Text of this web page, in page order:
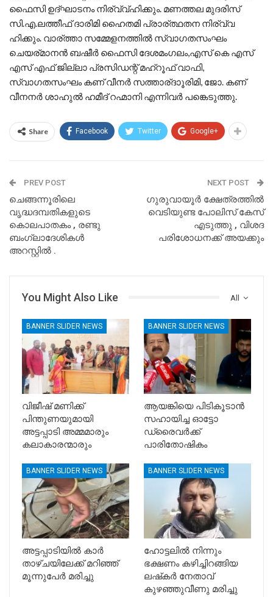
ഫൈസി ഉദ്ഘാടനം നിര്വ്വ്ഹിക്കും. മണത്തല മുദരിസ്
സി.എ.ലത്തീഫ് ദാരിമി ഹൈതമി പ്രാര്ത്ഥതന നിര്വ്വ
ഹിക്കും. വാര്ത്താ സമ്മേളനത്തില്‍ സ്വാഗതസംഘം
ചെയര്മാനന്‍ ബഷീര്‍ ഫൈസി ദേശമംഗലം,എസ് കെ എസ്
എസ് എഫ് ജില്ലാ പ്രസിഡന്റ് മഹ്‌റൂഫ് വാഫി,
സ്വാഗതസംഘം കണ് വീനര്‍ സത്താര്ദാൂരിമി, ജോ. കണ്
വീനനര്‍ ശാഹുല്‍ ഹമീദ് റഹ്മാനി എന്നിവര്‍ പങ്കെടുത്തു.
Share Facebook Twitter Google+
PREV POST
ചെങ്ങന്നൂരിലെ
വൃദ്ധദമ്പതികളുടെ
കൊലപാതകം , രണ്ടു
ബംഗ്ലാദേശികള്‍
അറസ്റ്റില്‍ .
NEXT POST
ഗുരുവായൂര്‍ ക്ഷേത്രത്തില്‍
വെടിയുണ്ട പോലിസ് കേസ്
എടുത്തു , വിശദ
പരിശോധനക്ക് അയക്കും
All
You Might Also Like
BANNER SLIDER NEWS
വിജീഷ് മണിക്ക്
പിന്തുണയുമായി
അട്ടപ്പാടി അമ്മമാരും
കലാകാരന്മാരും
BANNER SLIDER NEWS
ആയങ്കിയെ പിടികൂടാൻ
സഹായിച്ച ഓട്ടോ
ഡ്രൈവർക്ക്
പാരിതോഷികം
BANNER SLIDER NEWS
അട്ടപ്പാടിയിൽ കാര്‍
താഴ്ചയിലേക്ക് മറിഞ്ഞ്
മൂന്നുപേര്‍ മരിച്ചു
BANNER SLIDER NEWS
ഹോട്ടലിൽ നിന്നും
ഭക്ഷണം കഴിച്ചിറങ്ങിയ
ലഷ്‌കർ നേതാവ്
കുഴഞ്ഞുവീണു മരിച്ചു